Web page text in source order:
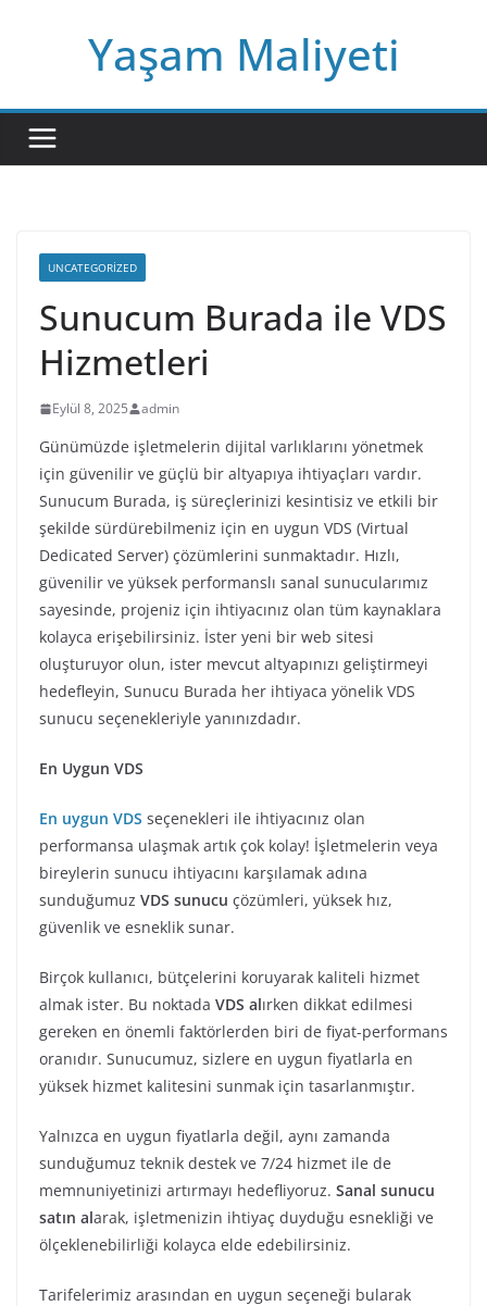
Yaşam Maliyeti
UNCATEGORIZED
Sunucum Burada ile VDS
Hizmetleri
Eylül 8, 2025 admin
Günümüzde işletmelerin dijital varlıklarını yönetmek
için güvenilir ve güçlü bir altyapıya ihtiyaçları vardır.
Sunucum Burada, iş süreçlerinizi kesintisiz ve etkili bir
şekilde sürdürebilmeniz için en uygun VDS (Virtual
Dedicated Server) çözümlerini sunmaktadır. Hızlı,
güvenilir ve yüksek performanslı sanal sunucularımız
sayesinde, projeniz için ihtiyacınız olan tüm kaynaklara
kolayca erişebilirsiniz. İster yeni bir web sitesi
oluşturuyor olun, ister mevcut altyapınızı geliştirmeyi
hedefleyin, Sunucu Burada her ihtiyaca yönelik VDS
sunucu seçenekleriyle yanınızdadır.
En Uygun VDS
En uygun VDS seçenekleri ile ihtiyacınız olan
performansa ulaşmak artık çok kolay! İşletmelerin veya
bireylerin sunucu ihtiyacını karşılamak adına
sunduğumuz VDS sunucu çözümleri, yüksek hız,
güvenlik ve esneklik sunar.
Birçok kullanıcı, bütçelerini koruyarak kaliteli hizmet
almak ister. Bu noktada VDS alırken dikkat edilmesi
gereken en önemli faktörlerden biri de fiyat-performans
oranıdır. Sunucumuz, sizlere en uygun fiyatlarla en
yüksek hizmet kalitesini sunmak için tasarlanmıştır.
Yalnızca en uygun fiyatlarla değil, aynı zamanda
sunduğumuz teknik destek ve 7/24 hizmet ile de
memnuniyetinizi artırmayı hedefliyoruz. Sanal sunucu
satın alarak, işletmenizin ihtiyaç duyduğu esnekliği ve
ölçeklenebilirliği kolayca elde edebilirsiniz.
Tarifelerimiz arasından en uygun seçeneği bularak